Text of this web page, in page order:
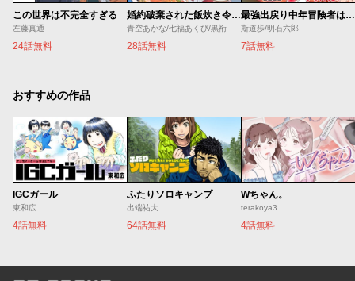
この世界は不完全すぎる
左藤真通
24話無料
婚約破棄された飯炊き令嬢の私は冷酷公爵と専属契約しました～ですが胃袋を掴んだ結果、冷たかった公爵様がどんどん優しくなっています～
青空あかな/七福あくび/黒裄
28話無料
最強出戻り中年冒険者は、今さら命なんてかけたくない
斯道歩/明石六郎
7話無料
おすすめの作品
IGCガール
東和広
4話無料
ふたりソロキャンプ
出端祐大
64話無料
Wちゃん。
terakoya3
4話無料